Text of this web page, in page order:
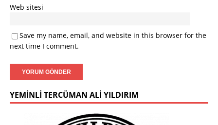
Web sitesi
Save my name, email, and website in this browser for the
next time I comment.
YEMINLI TERCÜMAN ALI YILDIRIM